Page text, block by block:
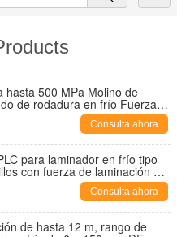
hasta 500 MPa Molino de
de rodadura en frío Fuerza
Equipo de rodadura de
Consulta ahora
para laminador en frío tipo
con fuerza de laminación de
la fabricación de tubos metálicos
Consulta ahora
de hasta 12 m, rango de